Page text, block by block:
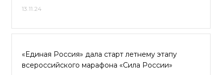
13.11.24
«Единая Россия» дала старт летнему этапу
всероссийского марафона «Сила России»